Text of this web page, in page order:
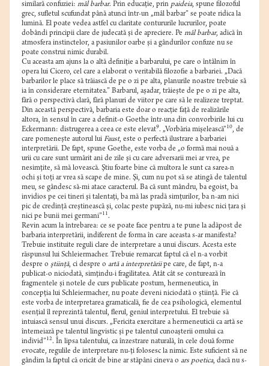
similară confuziei: mâl barbar. Prin educaţie, prin paideia, spune filozoful
grec, sufletul scufundat până atunci într-un „mâl barbar” se poate ridica la
lumină. El poate vedea astfel cu claritate contururile lucrurilor, poate
dobândi principii clare de judecată şi de apreciere. Pe mâl barbar, adică în
atmosfera instinctelor, a pasiunilor oarbe şi a gândurilor confuze nu se
poate construi nimic durabil.
Cu aceasta am ajuns la o altă definiţie a barbarului, pe care o întâlnim în
opera lui Cicero, cel care a elaborat o veritabilă filozofie a barbariei. „Dacă
barbarilor le place să trăiască de pe o zi pe alta, planurile noastre trebuie să
ia în considerare eternitatea.” Barbarul, aşadar, trăieşte de pe o zi pe alta,
fără o perspectivă clară, fără planuri de viitor pe care să le realizeze treptat.
Din această perspectivă, barbaria este doar o reacţie faţă de realizările
altora, în sensul în care a definit-o Goethe într-una din convorbirile lui cu
Eckermann: distrugerea a ceea ce este elevat9. „Vorbăria mişelească” 10, de
care pomeneşte autorul lui Faust, este o perfectă ilustrare a barbariei
interpretării. De fapt, spune Goethe, este vorba de „o formă mai nouă a
urii cu care sunt urmărit ani de zile şi cu care adversarii mei ar vrea, pe
nesimţite, să mă lovească. Ştiu foarte bine că multora le sunt ca sarea-n
ochi şi toţi ar vrea să scape de mine. Şi, cum nu pot să se atingă de talentul
meu, se gândesc să-mi atace caracterul. Ba că sunt mândru, ba egoist, ba
invidios pe cei tineri şi talentaţi, ba mă las pradă simţurilor, ba n-am nici
pic de credinţă creştinească şi, colac peste pupăză, nu-mi iubesc nici ţara şi
nici pe bunii mei germani” 11.
Revin acum la întrebarea: ce se poate face pentru a te pune la adăpost de
barbaria interpretării, indiferent de forma în care aceasta s-ar manifesta?
Trebuie instituite reguli clare de interpretare a unui discurs. Acesta este
răspunsul lui Schleiermacher. Trebuie remarcat faptul că el n-a vorbit
despre o ştiinţă, ci despre o artă a interpretăriipe care, de fapt, n-a
publicat-o niciodată, simţindu-i fragilitatea. Atât cât se conturează în
fragmentele şi notele de curs publicate postum, hermeneutica, în
concepţia lui Schleiermacher, nu poate deveni niciodată o ştiinţă. Fie că
este vorba de interpretarea gramaticală, fie de cea psihologică, elementul
esenţial îl reprezintă talentul, flerul, geniul interpretului. El trebuie să
intuiască sensul unui discurs. „Fericita exercitare a hermeneuticii ca artă se
întemeiază pe talentul lingvistic şi pe talentul cunoaşterii omului ca
individ” 12. În lipsa talentului, ca înzestrare naturală, în cele două forme
evocate, regulile de interpretare nu-ţi folosesc la nimic. Este suficient să ne
gândim la faptul că oricât de bine ar stăpâni cineva o ars poetica, dacă nu s-